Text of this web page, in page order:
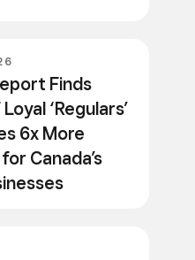
Finds
‘Regulars’
6x More
Canada’s